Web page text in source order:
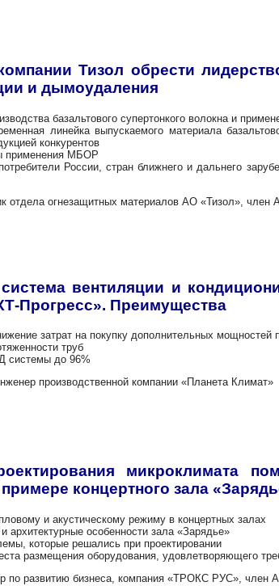
Тизол обрести
и дымоудаления
базальтового супертонкого волокна и
выпускаемого материала базальтового
конкурентов
МБОР
стран ближнего и дальнего зарубежья
отдела огнезащитных материалов АО «Тизол», член
вентиляции и
Прогресс». Преимущества
затрат на покупку дополнительных мощностей по
труб
до 96%
производственной компании «Планета Климат»
микроклимата
концертного зала
и акустическому режиму в концертных залах
особенности зала «Зарядье»
решались при проектировании
оборудования, удовлетворяющего
по развитию бизнеса, компания «ТРОКС РУС», член